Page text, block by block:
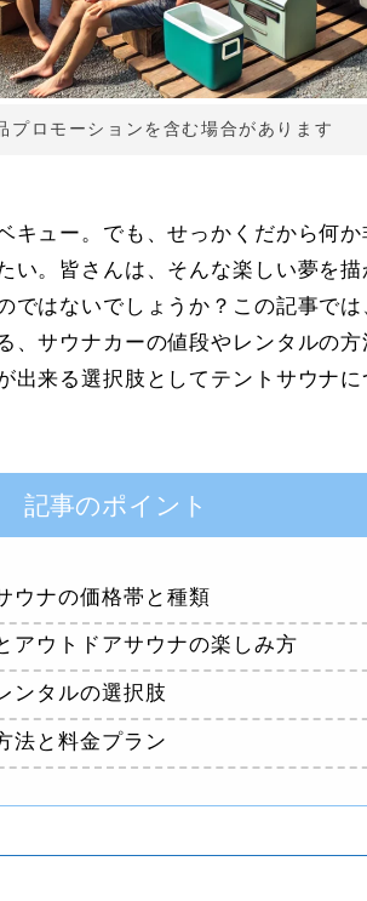
プロモーションを含む場合があります
キュー。でも、せっかくだから何か
い。皆さんは、そんな楽しい夢を
ではないでしょうか？この記事で
、サウナカーの値段やレンタルの
出来る選択肢としてテントサウナ
記事のポイント
ウナの価格帯と種類
アウトドアサウナの楽しみ方
ンタルの選択肢
法と料金プラン